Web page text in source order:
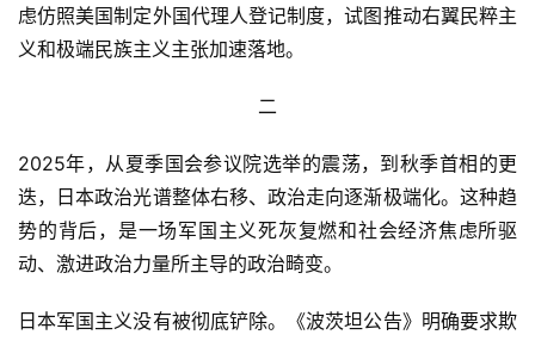
虑仿照美国制定外国代理人登记制度，试图推动右翼民粹主
义和极端民族主义主张加速落地。
二
2025年，从夏季国会参议院选举的震荡，到秋季首相的更
迭，日本政治光谱整体右移、政治走向逐渐极端化。这种趋
势的背后，是一场军国主义死灰复燃和社会经济焦虑所驱
动、激进政治力量所主导的政治畸变。
日本军国主义没有被彻底铲除。《波茨坦公告》明确要求欺